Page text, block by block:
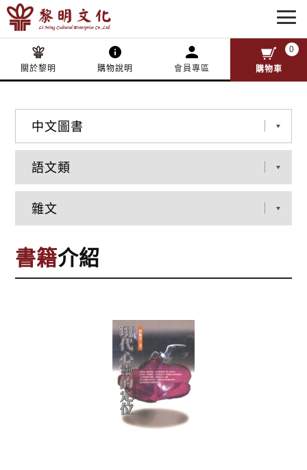
關於黎明 購物說明 會員專區
0
購物車
書籍介紹